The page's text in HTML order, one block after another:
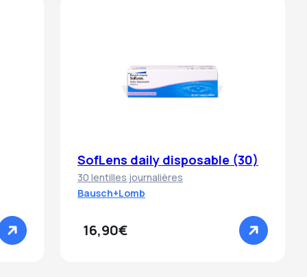
SofLens daily disposable (30)
30 lentilles journalières
Bausch+Lomb
16,90€